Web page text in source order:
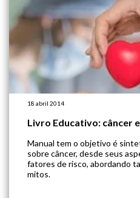
18 abril 2014
Livro Educativo: câncer
Manual tem o objetivo é
sobre câncer, desde seus
fatores de risco, abordando
mitos.